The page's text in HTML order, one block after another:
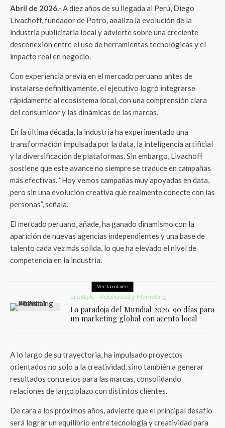
Abril de 2026.- A diez años de su llegada al Perú, Diego
Livachoff, fundador de Potro, analiza la evolución de la
industria publicitaria local y advierte sobre una creciente
desconexión entre el uso de herramientas tecnológicas y el
impacto real en negocio.
Con experiencia previa en el mercado peruano antes de
instalarse definitivamente, el ejecutivo logró integrarse
rápidamente al ecosistema local, con una comprensión clara
del consumidor y las dinámicas de las marcas.
En la última década, la industria ha experimentado una
transformación impulsada por la data, la inteligencia artificial
y la diversificación de plataformas. Sin embargo, Livachoff
sostiene que este avance no siempre se traduce en campañas
más efectivas. “Hoy vemos campañas muy apoyadas en data,
pero sin una evolución creativa que realmente conecte con las
personas”, señala.
El mercado peruano, añade, ha ganado dinamismo con la
aparición de nuevas agencias independientes y una base de
talento cada vez más sólida, lo que ha elevado el nivel de
competencia en la industria.
Ver también
LifeStyle Publicidad y Marketing
La paradoja del Mundial 2026: 90 días para
un marketing global con acento local
A lo largo de su trayectoria, ha impulsado proyectos
orientados no solo a la creatividad, sino también a generar
resultados concretos para las marcas, consolidando
relaciones de largo plazo con distintos clientes.
De cara a los próximos años, advierte que el principal desafío
será lograr un equilibrio entre tecnología y creatividad para